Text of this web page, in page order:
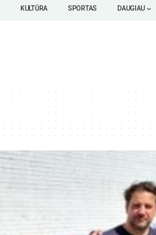
KULTŪRA SPORTAS DAUGIAU